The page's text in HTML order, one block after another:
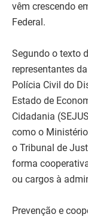
vêm crescendo
Federal.
Segundo o texto
representantes
Polícia Civil do
Estado de
Cidadania
como o
o Tribunal de
forma
ou cargos à
Prevenção e